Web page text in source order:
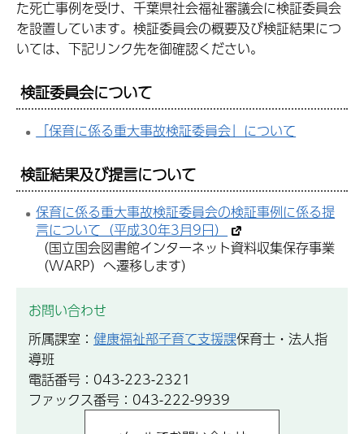
た死亡事例を受け、千葉県社会福祉審議会に検証委員会
を設置しています。検証委員会の概要及び検証結果につ
いては、下記リンク先を御確認ください。
検証委員会について
「保育に係る重大事故検証委員会」について
検証結果及び提言について
保育に係る重大事故検証委員会の検証事例に係る提
言について（平成30年3月9日）
（国立国会図書館インターネット資料収集保存事業
（WARP）へ遷移します）
お問い合わせ
所属課室： 健康福祉部子育て支援課保育士・法人指
導班
電話番号：043-223-2321
ファックス番号：043-222-9939